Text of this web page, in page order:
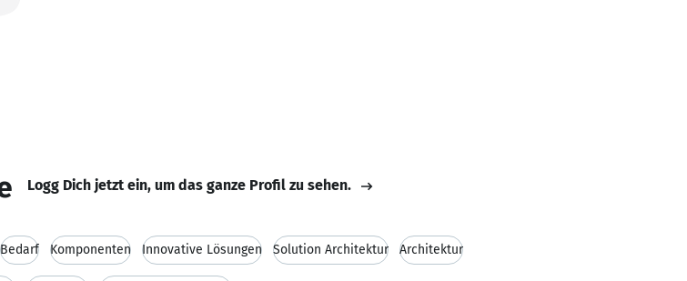
Logg Dich jetzt ein, um das ganze Profil zu sehen.
Bedarf Komponenten Innovative Lösungen Solution Architektur Architektur